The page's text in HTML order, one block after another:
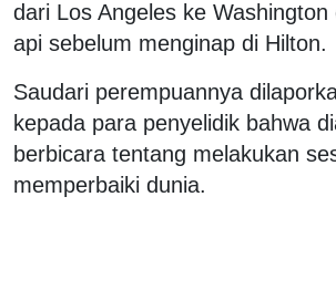
dari Los Angeles ke
api sebelum menginap di Hilton.
Saudari perempuannya
kepada para penyelidik bahwa
berbicara tentang melakukan
memperbaiki dunia.